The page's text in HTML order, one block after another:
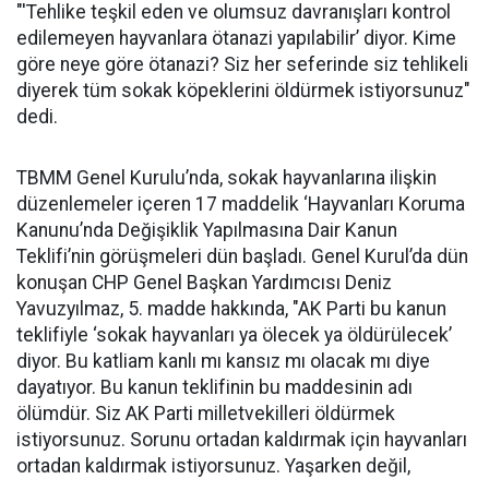
"'Tehlike teşkil eden ve olumsuz davranışları kontrol
edilemeyen hayvanlara ötanazi yapılabilir’ diyor. Kime
göre neye göre ötanazi? Siz her seferinde siz tehlikeli
diyerek tüm sokak köpeklerini öldürmek istiyorsunuz"
dedi.
TBMM Genel Kurulu’nda, sokak hayvanlarına ilişkin
düzenlemeler içeren 17 maddelik ‘Hayvanları Koruma
Kanunu’nda Değişiklik Yapılmasına Dair Kanun
Teklifi’nin görüşmeleri dün başladı. Genel Kurul’da dün
konuşan CHP Genel Başkan Yardımcısı Deniz
Yavuzyılmaz, 5. madde hakkında, "AK Parti bu kanun
teklifiyle ‘sokak hayvanları ya ölecek ya öldürülecek’
diyor. Bu katliam kanlı mı kansız mı olacak mı diye
dayatıyor. Bu kanun teklifinin bu maddesinin adı
ölümdür. Siz AK Parti milletvekilleri öldürmek
istiyorsunuz. Sorunu ortadan kaldırmak için hayvanları
ortadan kaldırmak istiyorsunuz. Yaşarken değil,